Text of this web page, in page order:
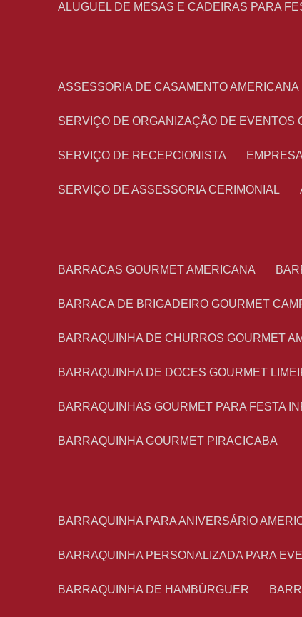
ALUGUEL DE MESAS E CADEIRAS PARA
ASSESSORIA DE CASAMENTO AMERICANA
SERVIÇO DE ORGANIZAÇÃO DE EVENTOS
SERVIÇO DE RECEPCIONISTA
SERVIÇO DE ASSESSORIA CERIMONIAL
BARRACAS GOURMET AMERICANA
BARRACA DE BRIGADEIRO GOURMET
BARRAQUINHA DE CHURROS GOURMET
BARRAQUINHA DE DOCES GOURMET
BARRAQUINHAS GOURMET PARA FESTA
BARRAQUINHA GOURMET PIRACICABA
BARRAQUINHA PARA ANIVERSÁRIO
BARRAQUINHA PERSONALIZADA PARA
BARRAQUINHA DE HAMBÚRGUER